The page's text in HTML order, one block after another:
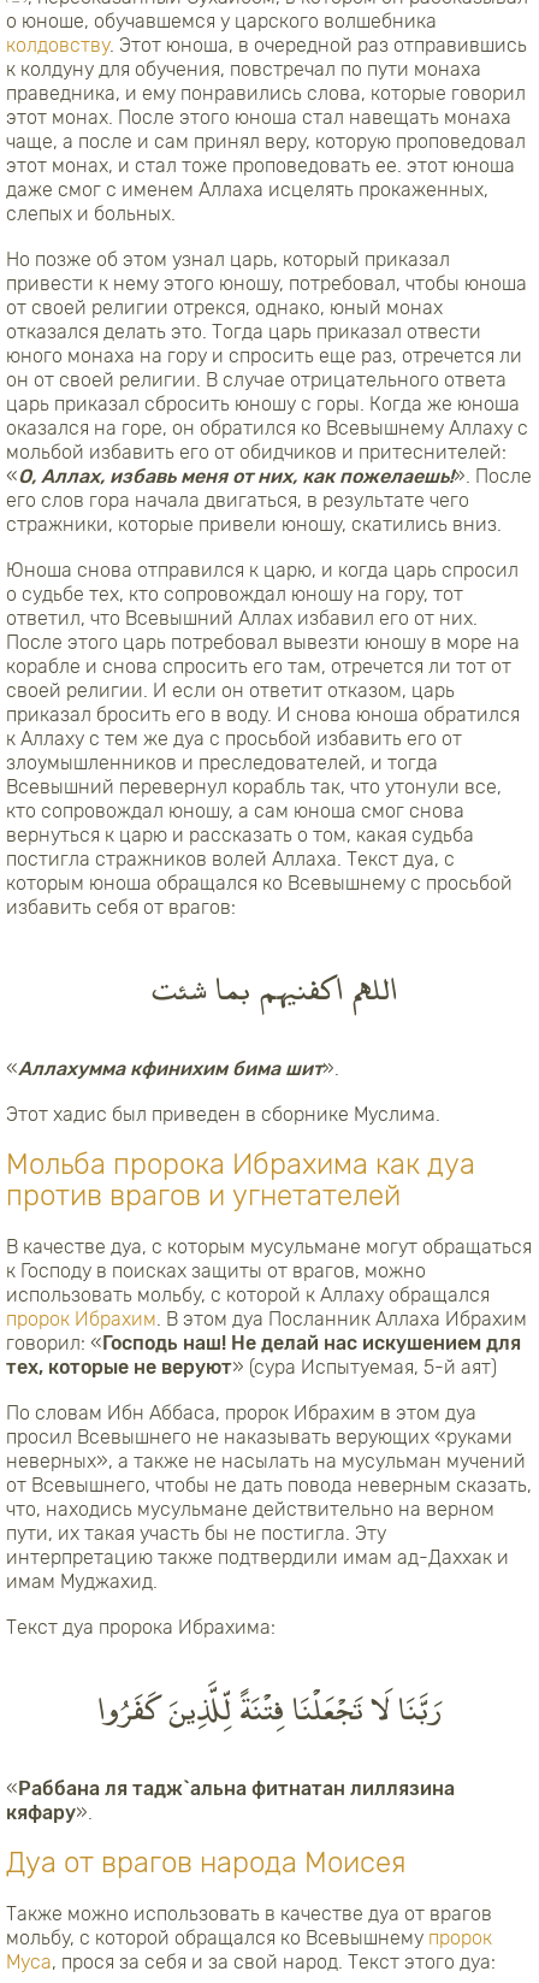
о юноше, обучавшемся у царского волшебника
колдовству. Этот юноша, в очередной раз отправившись
к колдуну для обучения, повстречал по пути монаха
праведника, и ему понравились слова, которые говорил
этот монах. После этого юноша стал навещать монаха
чаще, а после и сам принял веру, которую проповедовал
этот монах, и стал тоже проповедовать ее. этот юноша
даже смог с именем Аллаха исцелять прокаженных,
слепых и больных.
Но позже об этом узнал царь, который приказал
привести к нему этого юношу, потребовал, чтобы юноша
от своей религии отрекся, однако, юный монах
отказался делать это. Тогда царь приказал отвести
юного монаха на гору и спросить еще раз, отречется ли
он от своей религии. В случае отрицательного ответа
царь приказал сбросить юношу с горы. Когда же юноша
оказался на горе, он обратился ко Всевышнему Аллаху с
мольбой избавить его от обидчиков и притеснителей:
«О, Аллах, избавь меня от них, как пожелаешь!». После
его слов гора начала двигаться, в результате чего
стражники, которые привели юношу, скатились вниз.
Юноша снова отправился к царю, и когда царь спросил
о судьбе тех, кто сопровождал юношу на гору, тот
ответил, что Всевышний Аллах избавил его от них.
После этого царь потребовал вывезти юношу в море на
корабле и снова спросить его там, отречется ли тот от
своей религии. И если он ответит отказом, царь
приказал бросить его в воду. И снова юноша обратился
к Аллаху с тем же дуа с просьбой избавить его от
злоумышленников и преследователей, и тогда
Всевышний перевернул корабль так, что утонули все,
кто сопровождал юношу, а сам юноша смог снова
вернуться к царю и рассказать о том, какая судьба
постигла стражников волей Аллаха. Текст дуа, с
которым юноша обращался ко Всевышнему с просьбой
избавить себя от врагов:
اللهم اكفنيهم بما شئت
«Аллахумма кфинихим бима шит».
Этот хадис был приведен в сборнике Муслима.
Мольба пророка Ибрахима как дуа
против врагов и угнетателей
В качестве дуа, с которым мусульмане могут обращаться
к Господу в поисках защиты от врагов, можно
использовать мольбу, с которой к Аллаху обращался
пророк Ибрахим. В этом дуа Посланник Аллаха Ибрахим
говорил: «Господь наш! Не делай нас искушением для
тех, которые не веруют» (сура Испытуемая, 5-й аят)
По словам Ибн Аббаса, пророк Ибрахим в этом дуа
просил Всевышнего не наказывать верующих «руками
неверных», а также не насылать на мусульман мучений
от Всевышнего, чтобы не дать повода неверным сказать,
что, находись мусульмане действительно на верном
пути, их такая участь бы не постигла. Эту
интерпретацию также подтвердили имам ад-Даххак и
имам Муджахид.
Текст дуа пророка Ибрахима:
رَبَّنَا لَا تَجْعَلْنَا فِتْنَةً لِّلَّذِينَ كَفَرُوا
«Раббана ля тадж`альна фитнатан лиллязина
кяфару».
Дуа от врагов народа Моисея
Также можно использовать в качестве дуа от врагов
мольбу, с которой обращался ко Всевышнему пророк
Муса, прося за себя и за свой народ. Текст этого дуа: